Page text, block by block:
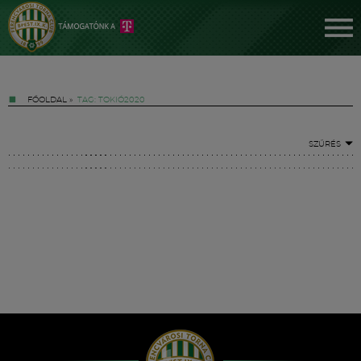
FŐOLDAL » TAG: TOKIÓ2020
SZŰRÉS
Hírek